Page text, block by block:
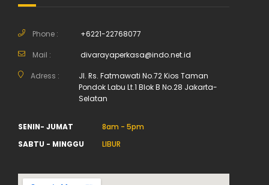
Phone : +6221-22768077
Mail : divarayaperkasa@indo.net.id
Adress :
Jl. Rs. Fatmawati No.72 Kios Taman
Pondok Labu Lt.1 Blok B No.28 Jakarta-
Selatan
SENIN- JUMAT
8am - 5pm
SABTU - MINGGU
LIBUR